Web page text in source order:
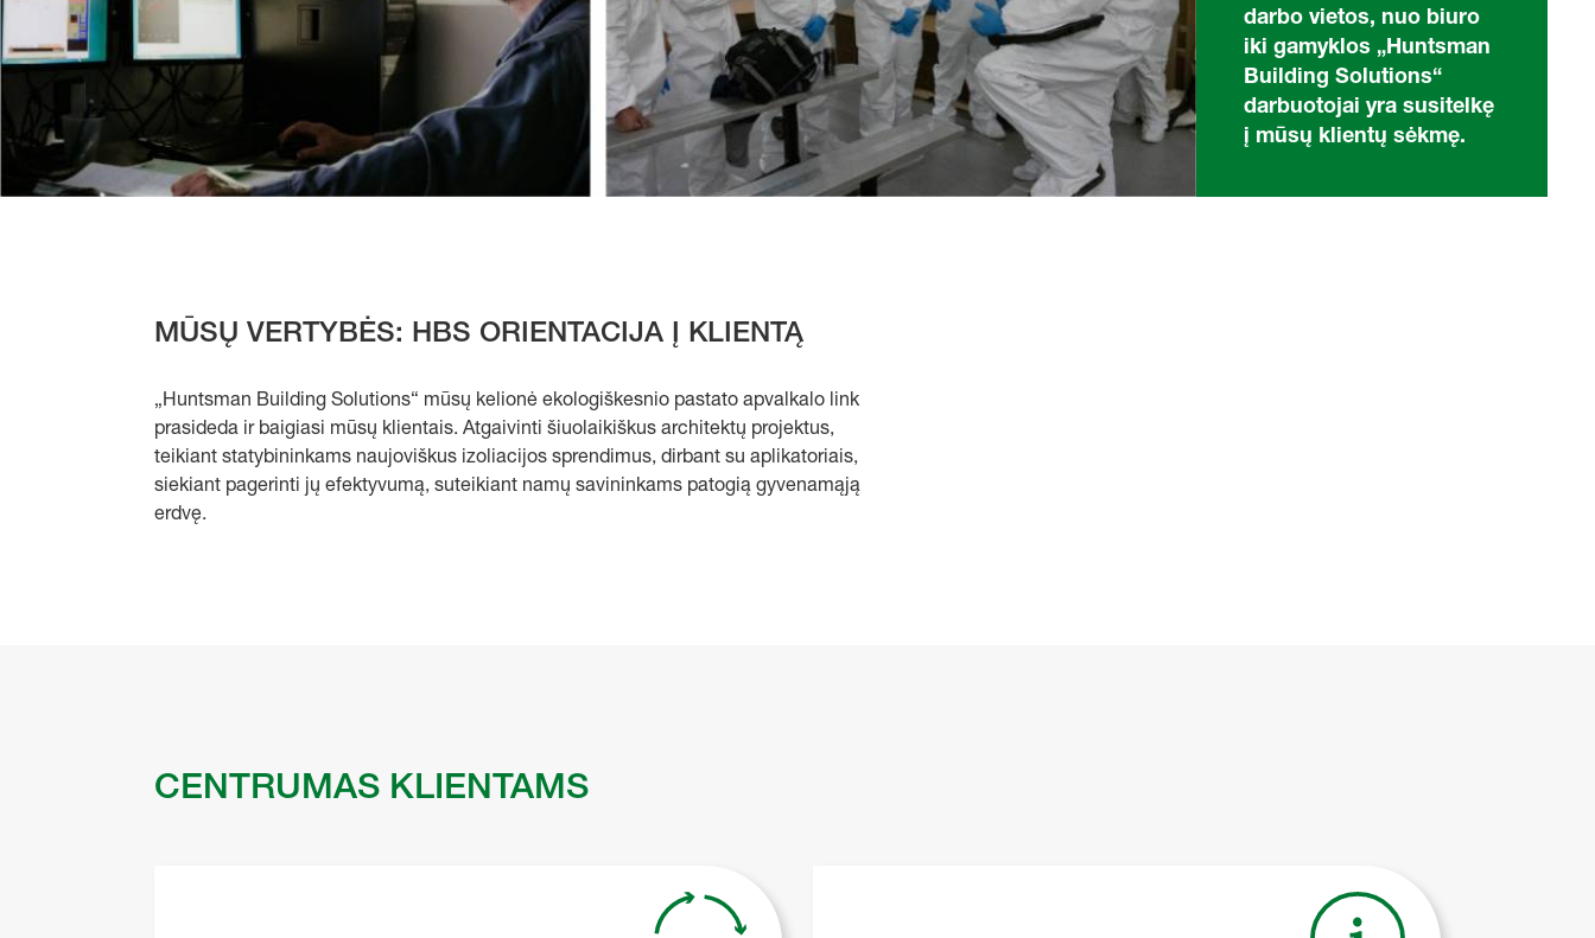
darbo vietos, nuo biuro
iki gamyklos „Huntsman
Building Solutions“
darbuotojai yra susitelkę
į mūsų klientų sėkmę.
MŪSŲ VERTYBĖS: HBS ORIENTACIJA Į KLIENTĄ
„Huntsman Building Solutions“ mūsų kelionė ekologiškesnio pastato apvalkalo link
prasideda ir baigiasi mūsų klientais. Atgaivinti šiuolaikiškus architektų projektus,
teikiant statybininkams naujoviškus izoliacijos sprendimus, dirbant su aplikatoriais,
siekiant pagerinti jų efektyvumą, suteikiant namų savininkams patogią gyvenamąją
erdvę.
CENTRUMAS KLIENTAMS